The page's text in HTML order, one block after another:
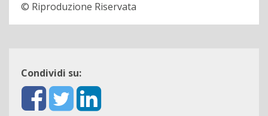
© Riproduzione Riservata
Condividi su: